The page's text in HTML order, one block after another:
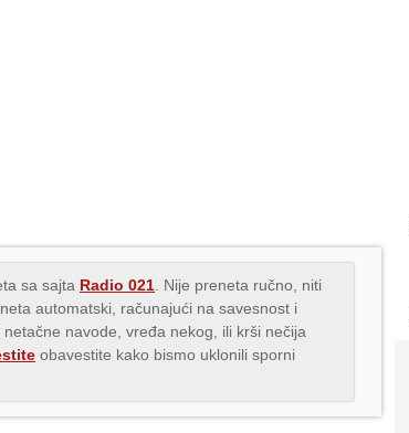
sa sajta Radio 021 . Nije preneta ručno, niti
automatski, računajući na savesnost i
netačne navode, vređa nekog, ili krši nečija
obavestite kako bismo uklonili sporni